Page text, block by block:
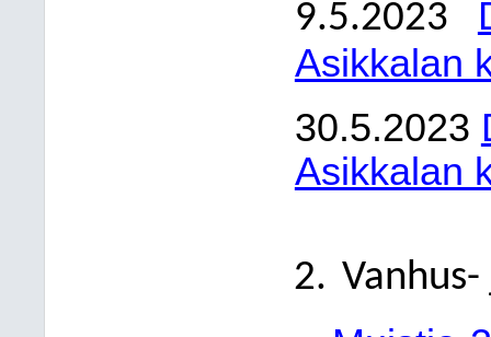
9.5.2023
Asikkalan
30.5.2023
Asikkalan